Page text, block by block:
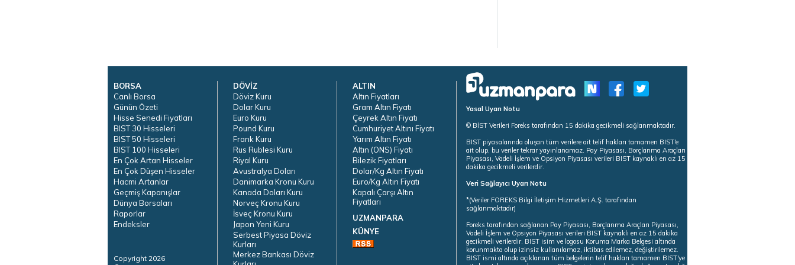
BORSA
Canlı Borsa
Günün Özeti
Hisse Senedi Fiyatları
BIST 30 Hisseleri
BIST 50 Hisseleri
BIST 100 Hisseleri
En Çok Artan Hisseler
En Çok Düşen Hisseler
Hacmi Artanlar
Geçmiş Kapanışlar
Dünya Borsaları
Raporlar
Endeksler
Copyright 2026
DÖVİZ
Döviz Kuru
Dolar Kuru
Euro Kuru
Pound Kuru
Frank Kuru
Rus Rublesi Kuru
Riyal Kuru
Avustralya Doları
Danimarka Kronu Kuru
Kanada Doları Kuru
Norveç Kronu Kuru
İsveç Kronu Kuru
Japon Yeni Kuru
Serbest Piyasa Döviz
Kurları
Merkez Bankası Döviz
ALTIN
Altın Fiyatları
Gram Altın Fiyatı
Çeyrek Altın Fiyatı
Cumhuriyet Altını Fiyatı
Yarım Altın Fiyatı
Altın (ONS) Fiyatı
Bilezik Fiyatları
Dolar/Kg Altın Fiyatı
Euro/Kg Altın Fiyatı
Kapalı Çarşı Altın
Fiyatları
UZMANPARA
KÜNYE
Yasal Uyarı Notu
© BİST Verileri Foreks tarafından 15 dakika gecikmeli sağlanmaktadır.
BIST piyasalarında oluşan tüm verilere ait telif hakları tamamen BIST'e
ait olup, bu veriler tekrar yayınlanamaz. Pay Piyasası, Borçlanma Araçları
Piyasası, Vadeli İşlem ve Opsiyon Piyasası verileri BIST kaynaklı en az 15
dakika gecikmeli verilerdir.
Veri Sağlayıcı Uyarı Notu
*(Veriler FOREKS Bilgi İletişim Hizmetleri A.Ş. tarafından
sağlanmaktadır)
Foreks tarafından sağlanan Pay Piyasası, Borçlanma Araçları Piyasası,
Vadeli İşlem ve Opsiyon Piyasası verileri BIST kaynaklı en az 15 dakika
gecikmeli verilerdir. BIST isim ve logosu Koruma Marka Belgesi altında
korunmakta olup izinsiz kullanılamaz, iktibas edilemez, değiştirilemez.
BIST ismi altında açıklanan tüm belgelerin telif hakları tamamen BIST'ye